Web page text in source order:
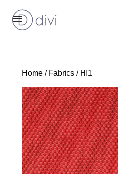
Home/ Fabrics/ HI1